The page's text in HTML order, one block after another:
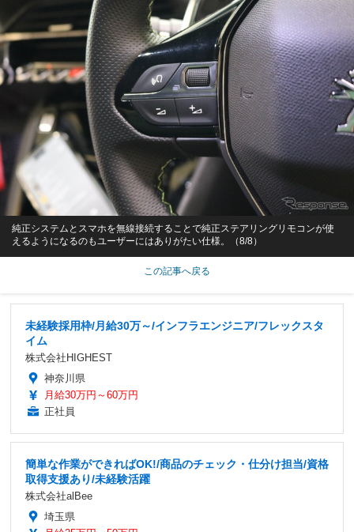
純正システムとスマホを無線接続することで純正ステアリングリモコンが使
えるようになるのもユーザーにはありがたい仕様。（8/8）
この記事へ戻る
未経験採用枠/月給30万～/インフラエンジニア/フレックスタ
イム
株式会社HIGHEST
神奈川県
月給30万円～60万円
正社員
簡単な作業ができればOK!/商品のチェック・仕分け担当/資格
取得支援あり/未経験活躍
株式会社alBee
埼玉県